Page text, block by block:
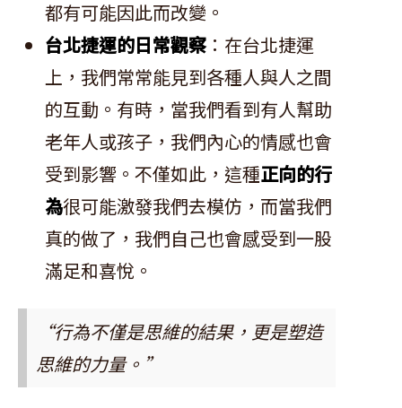
都有可能因此而改變。
台北捷運的日常觀察：在台北捷運
上，我們常常能見到各種人與人之間
的互動。有時，當我們看到有人幫助
老年人或孩子，我們內心的情感也會
受到影響。不僅如此，這種正向的行
為很可能激發我們去模仿，而當我們
真的做了，我們自己也會感受到一股
滿足和喜悅。
“行為不僅是思維的結果，更是塑造
思維的力量。”